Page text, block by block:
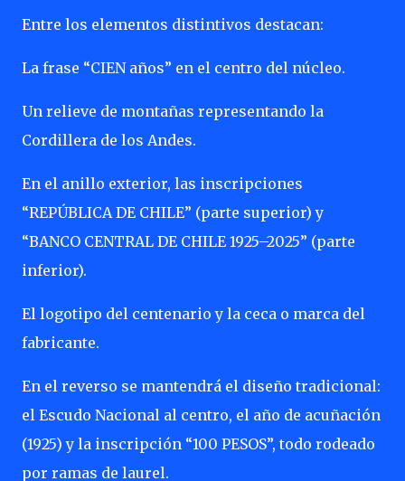
Entre los elementos distintivos destacan:
La frase “CIEN años” en el centro del núcleo.
Un relieve de montañas representando la
Cordillera de los Andes.
En el anillo exterior, las inscripciones
“REPÚBLICA DE CHILE” (parte superior) y
“BANCO CENTRAL DE CHILE 1925–2025” (parte
inferior).
El logotipo del centenario y la ceca o marca del
fabricante.
En el reverso se mantendrá el diseño tradicional:
el Escudo Nacional al centro, el año de acuñación
(1925) y la inscripción “100 PESOS”, todo rodeado
por ramas de laurel.